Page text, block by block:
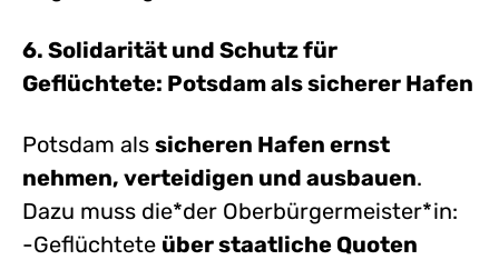
6. Solidarität und Schutz für
Geflüchtete: Potsdam als sicherer Hafen
Potsdam als sicheren Hafen ernst
nehmen, verteidigen und ausbauen.
Dazu muss die*der Oberbürgermeister*in:
-Geflüchtete über staatliche Quoten